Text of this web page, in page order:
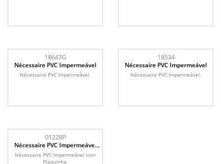
18647G
Nécessaire PVC Impermeável
Nécessaire PVC Impermeável.
18534
Nécessaire PVC Impermeável
Nécessaire PVC Impermeável.
01228P
Nécessaire PVC Impermeável
com Plaquinha
Nécessaire PVC Impermeável com
Plaquinha.